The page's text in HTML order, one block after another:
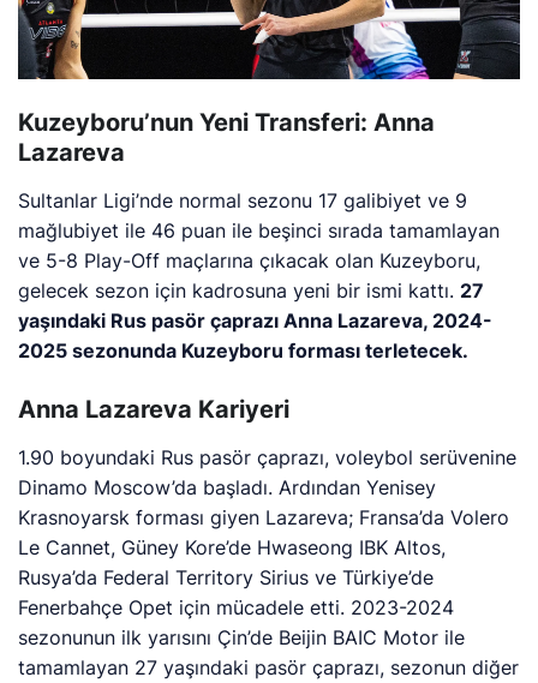
Kuzeyboru’nun Yeni Transferi: Anna
Lazareva
Sultanlar Ligi’nde normal sezonu 17 galibiyet ve 9
mağlubiyet ile 46 puan ile beşinci sırada tamamlayan
ve 5-8 Play-Off maçlarına çıkacak olan Kuzeyboru,
gelecek sezon için kadrosuna yeni bir ismi kattı.27
yaşındaki Rus pasör çaprazı Anna Lazareva, 2024-
2025 sezonunda Kuzeyboru forması terletecek.
Anna Lazareva Kariyeri
1.90 boyundaki Rus pasör çaprazı, voleybol serüvenine
Dinamo Moscow’da başladı. Ardından Yenisey
Krasnoyarsk forması giyen Lazareva; Fransa’da Volero
Le Cannet, Güney Kore’de Hwaseong IBK Altos,
Rusya’da Federal Territory Sirius ve Türkiye’de
Fenerbahçe Opet için mücadele etti. 2023-2024
sezonunun ilk yarısını Çin’de Beijin BAIC Motor ile
tamamlayan 27 yaşındaki pasör çaprazı, sezonun diğer